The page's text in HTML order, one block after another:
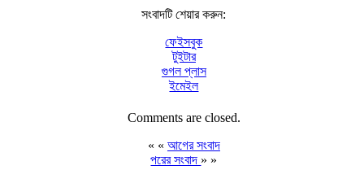
সংবাদটি শেয়ার করুন:
ফেইসবুক
টুইটার
গুগল প্লাস
ইমেইল
Comments are closed.
« « আগের সংবাদ
পরের সংবাদ » »